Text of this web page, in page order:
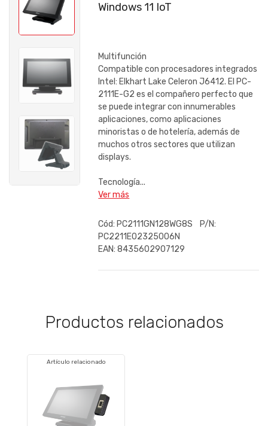
Windows 11 IoT
Multifunción
Compatible con procesadores integrados
Intel: Elkhart Lake Celeron J6412. El PC-
2111E-G2 es el compañero perfecto que
se puede integrar con innumerables
aplicaciones, como aplicaciones
minoristas o de hotelería, además de
muchos otros sectores que utilizan
displays.
Tecnología...
Ver más
Cód: PC2111GN128WG8S P/N:
PC2211E02325006N
EAN: 8435602907129
Productos relacionados
Artículo relacionado